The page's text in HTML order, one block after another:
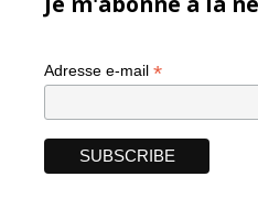
Adresse e-mail *